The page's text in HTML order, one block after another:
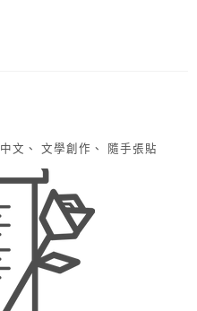
中文 、 文學創作 、 隨手張貼